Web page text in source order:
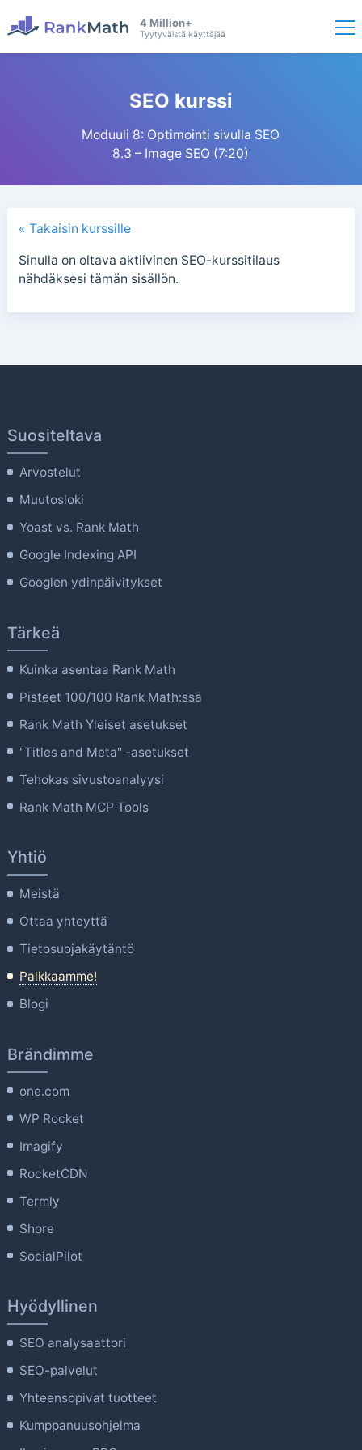
4 Million+
Tyytyväistä käyttäjää
SEO kurssi
Moduuli 8: Optimointi sivulla SEO
8.3 – Image SEO (7:20)
« Takaisin kurssille
Sinulla on oltava aktiivinen SEO-kurssitilaus
nähdäksesi tämän sisällön.
Suositeltava
Arvostelut
Muutosloki
Yoast vs. Rank Math
Google Indexing API
Googlen ydinpäivitykset
Tärkeä
Kuinka asentaa Rank Math
Pisteet 100/100 Rank Math:ssä
Rank Math Yleiset asetukset
"Titles and Meta" -asetukset
Tehokas sivustoanalyysi
Rank Math MCP Tools
Yhtiö
Meistä
Ottaa yhteyttä
Tietosuojakäytäntö
Palkkaamme!
Blogi
Brändimme
one.com
WP Rocket
Imagify
RocketCDN
Termly
Shore
SocialPilot
Hyödyllinen
SEO analysaattori
SEO-palvelut
Yhteensopivat tuotteet
Kumppanuusohjelma